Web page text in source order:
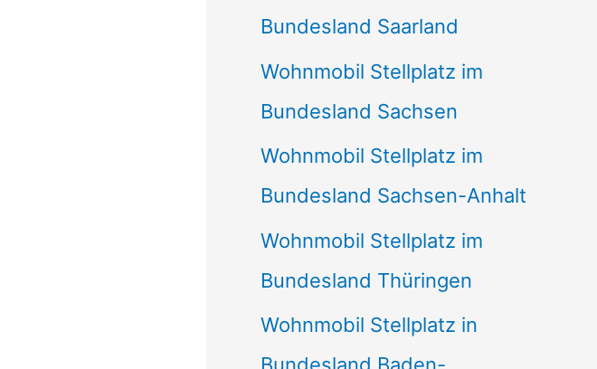
Bundesland Saarland
Wohnmobil Stellplatz im
Bundesland Sachsen
Wohnmobil Stellplatz im
Bundesland Sachsen-Anhalt
Wohnmobil Stellplatz im
Bundesland Thüringen
Wohnmobil Stellplatz in